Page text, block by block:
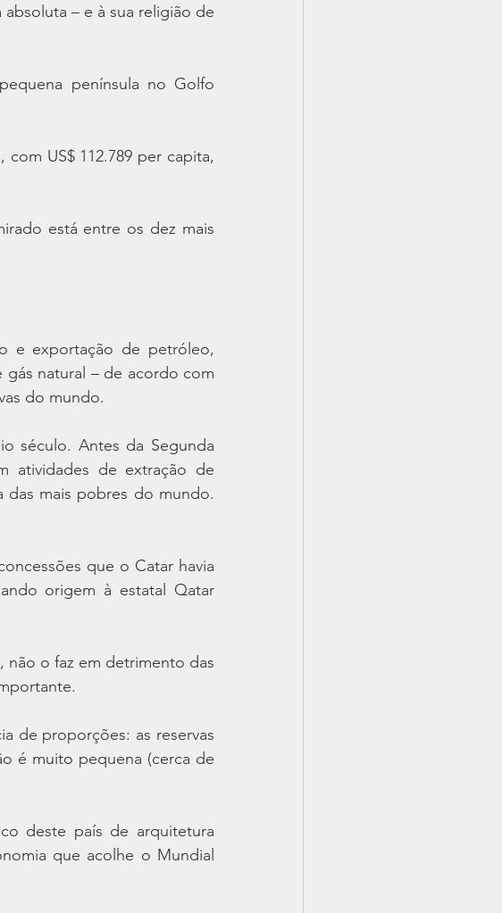
– e à sua religião de
península no Golfo
US$ 112.789 per capita,
está entre os dez mais
e exportação de petróleo,
gás natural – de acordo com
do mundo.
século. Antes da Segunda
atividades de extração de
das mais pobres do mundo.
que o Catar havia
origem à estatal Qatar
não o faz em detrimento das
de proporções: as reservas
é muito pequena (cerca de
deste país de arquitetura
que acolhe o Mundial